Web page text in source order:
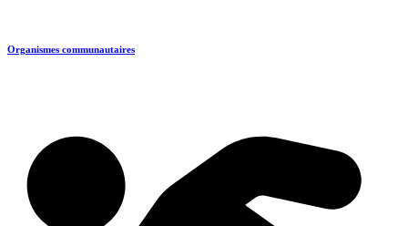
Organismes communautaires